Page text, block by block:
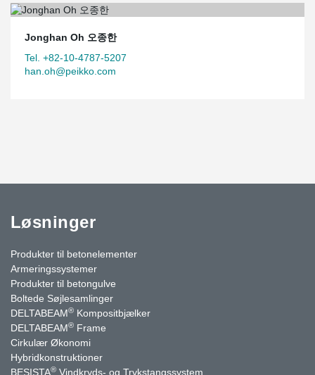
Jonghan Oh 오종한
Tel. +82-10-4787-5207
han.oh@peikko.com
Løsninger
Produkter til betonelementer
Armeringssystemer
Produkter til betongulve
Boltede Søjlesamlinger
DELTABEAM® Kompositbjælker
DELTABEAM® Frame
Cirkulær Økonomi
Hybridkonstruktioner
BESISTA® Vindkryds- og Trykstangssystem